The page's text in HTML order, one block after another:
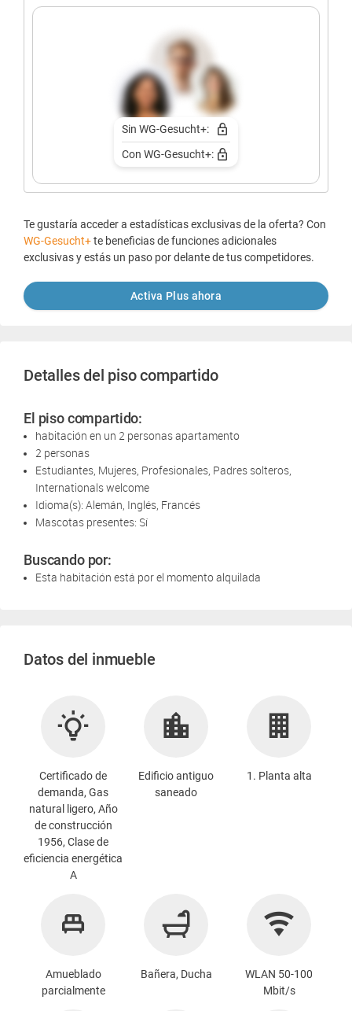
Sin WG-Gesucht+:
Con WG-Gesucht+:
Te gustaría acceder a estadísticas exclusivas de la oferta? Con
WG-Gesucht+te beneficias de funciones adicionales
exclusivas y estás un paso por delante de tus competidores.
Activa Plus ahora
Detalles del piso compartido
El piso compartido:
habitación en un 2 personas apartamento
2 personas
Estudiantes, Mujeres, Profesionales, Padres solteros,
Internationals welcome
Idioma(s): Alemán, Inglés, Francés
Mascotas presentes: Sí
Buscando por:
Esta habitación está por el momento alquilada
Datos del inmueble
Certificado de
demanda, Gas
natural ligero, Año
de construcción
1956, Clase de
eficiencia energética
A
Edificio antiguo
saneado
1. Planta alta
Amueblado
parcialmente
Bañera, Ducha
WLAN 50-100
Mbit/s